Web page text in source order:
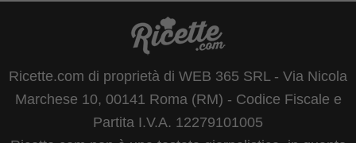
Ricette.com di proprietà di WEB 365 SRL - Via Nicola
Marchese 10, 00141 Roma (RM) - Codice Fiscale e
Partita I.V.A. 12279101005